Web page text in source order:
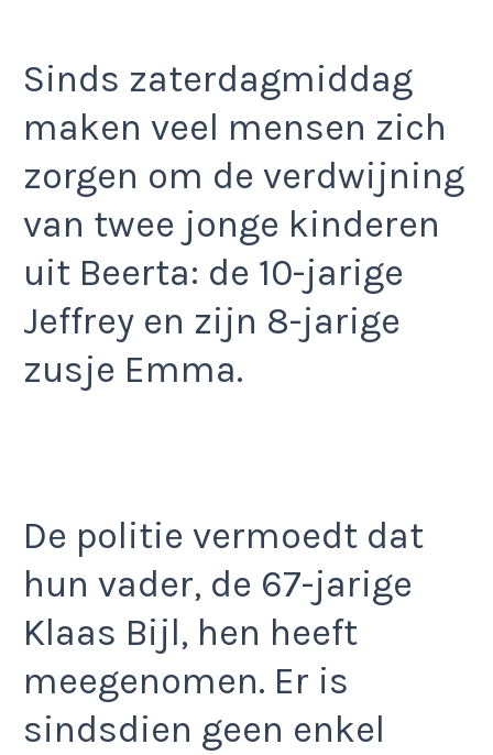
Sinds zaterdagmiddag
maken veel mensen zich
zorgen om de verdwijning
van twee jonge kinderen
uit Beerta: de 10-jarige
Jeffrey en zijn 8-jarige
zusje Emma.
De politie vermoedt dat
hun vader, de 67-jarige
Klaas Bijl, hen heeft
meegenomen. Er is
sindsdien geen enkel